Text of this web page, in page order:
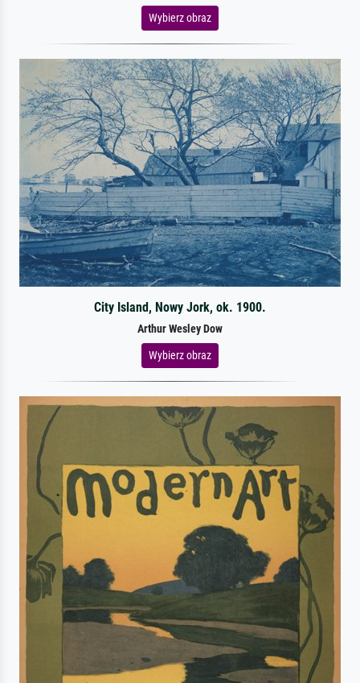
Wybierz obraz
City Island, Nowy Jork, ok. 1900.
Arthur Wesley Dow
Wybierz obraz